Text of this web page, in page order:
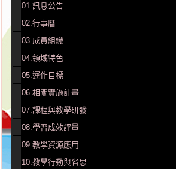
01.訊息公告
02.行事曆
03.成員組織
04.領域特色
05.運作目標
06.相關實施計畫
07.課程與教學研發
08.學習成效評量
09.教學資源應用
10.教學行動與省思